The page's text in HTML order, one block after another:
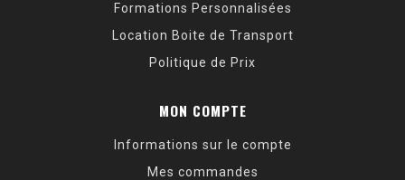
Formations Personnalisées
Location Boite de Transport
Politique de Prix
MON COMPTE
Informations sur le compte
Mes commandes